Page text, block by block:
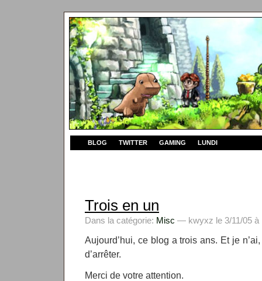
BLOG TWITTER GAMING LUNDI
Trois en un
Dans la catégorie: Misc — kwyxz le 3/11/05 à
Aujourd’hui, ce blog a trois ans. Et je
d’arrêter.
Merci de votre attention.